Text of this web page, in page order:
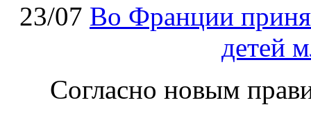
23/07 Во Франции
детей
Согласно новым